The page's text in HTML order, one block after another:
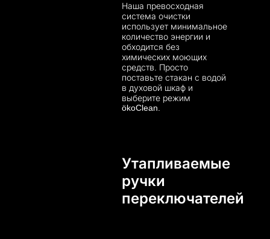
Наша превосходная
система очистки
использует минимальное
количество энергии и
обходится без
химических моющих
средств. Просто
поставьте стакан с водой
в духовой шкаф и
выберите режим
ökoClean.
Утапливаемые
ручки
переключателей